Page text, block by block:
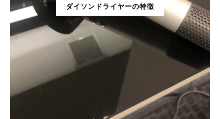
ダイソンドライヤーの特徴